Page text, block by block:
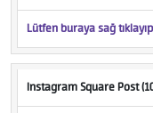
Lütfen buraya sağ
Instagram Square Post